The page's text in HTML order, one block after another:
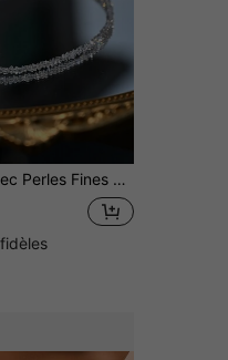
En Triangle, Collier Fait Main En Perles Pour Les Femmes